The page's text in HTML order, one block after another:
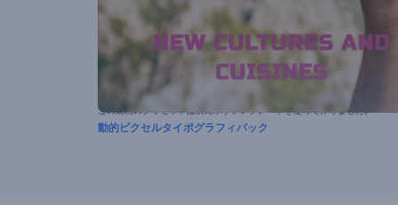
この動画のプリセットは次に示すテンプレートを使って作りました。
動的ピクセルタイポグラフィパック